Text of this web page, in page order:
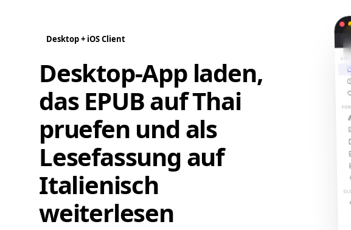
Desktop + iOS Client
Desktop-App laden,
das EPUB auf Thai
pruefen und als
Lesefassung auf
Italienisch
weiterlesen